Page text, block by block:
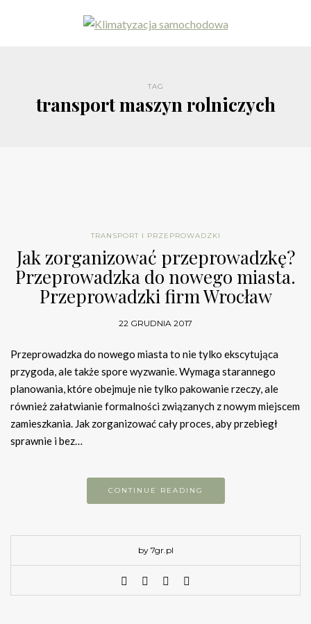
TAG
transport maszyn rolniczych
TRANSPORT I PRZEPROWADZKI
Jak zorganizować przeprowadzkę?
Przeprowadzka do nowego miasta.
Przeprowadzki firm Wrocław
22 GRUDNIA 2017
Przeprowadzka do nowego miasta to nie tylko ekscytująca
przygoda, ale także spore wyzwanie. Wymaga starannego
planowania, które obejmuje nie tylko pakowanie rzeczy, ale
również załatwianie formalności związanych z nowym miejscem
zamieszkania. Jak zorganizować cały proces, aby przebiegł
sprawnie i bez…
CONTINUE READING
by 7gr.pl